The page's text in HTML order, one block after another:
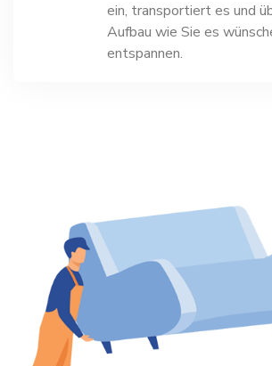
ein, transportiert es und
Aufbau wie Sie es
entspannen.